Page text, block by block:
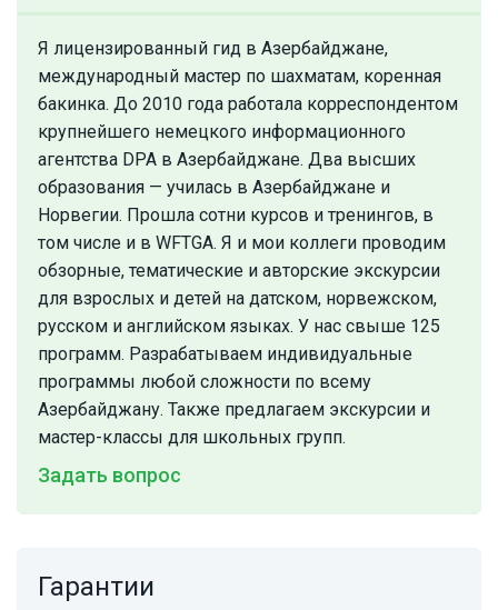
Я лицензированный гид в Азербайджане,
международный мастер по шахматам, коренная
бакинка. До 2010 года работала корреспондентом
крупнейшего немецкого информационного
агентства DPA в Азербайджане. Два высших
образования — училась в Азербайджане и
Норвегии. Прошла сотни курсов и тренингов, в
том числе и в WFTGA. Я и мои коллеги проводим
обзорные, тематические и авторские экскурсии
для взрослых и детей на датском, норвежском,
русском и английском языках. У нас свыше 125
программ. Разрабатываем индивидуальные
программы любой сложности по всему
Азербайджану. Также предлагаем экскурсии и
мастер-классы для школьных групп.
Задать вопрос
Гарантии